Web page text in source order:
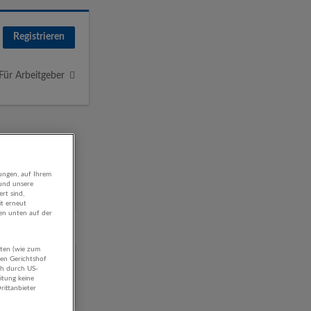
Registrieren
Für Arbeitgeber
auf Ihrem
unsere
sind,
erneut
unten auf der
(wie zum
Gerichtshof
durch US-
keine